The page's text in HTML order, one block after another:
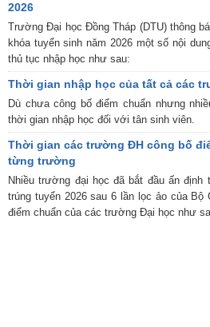
2026
Trường Đại học Đồng Tháp (DTU) thông
khóa tuyển sinh năm 2026 một số nội
thủ tục nhập học như sau:
Thời gian nhập học của tất cả các
Dù chưa công bố điểm chuẩn nhưng
thời gian nhập học đối với tân sinh viên.
Thời gian các trường ĐH công bố
từng trường
Nhiều trường đại học đã bắt đầu ấn định
trúng tuyển 2026 sau 6 lần lọc ảo của
điểm chuẩn của các trường Đại học như